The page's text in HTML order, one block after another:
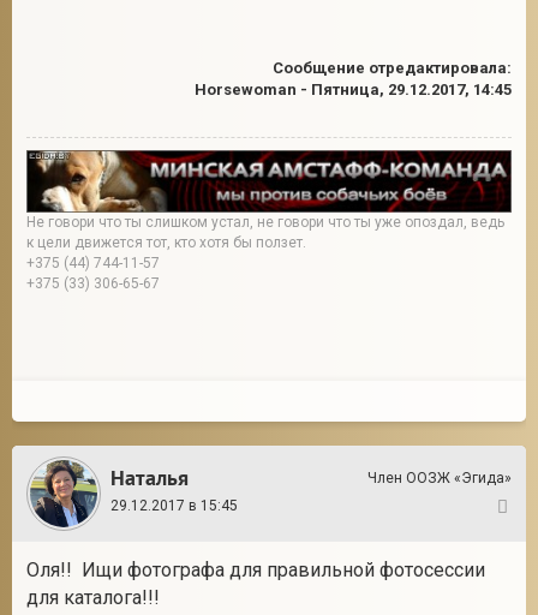
Сообщение отредактировала:
Horsewoman - Пятница, 29.12.2017, 14:45
Не говори что ты слишком устал, не говори что ты уже опоздал, ведь
к цели движется тот, кто хотя бы ползет.
+375 (44) 744-11-57
+375 (33) 306-65-67
Наталья
Член ООЗЖ «Эгида»
29.12.2017 в 15:45
Оля!! Ищи фотографа для правильной фотосессии
для каталога!!!